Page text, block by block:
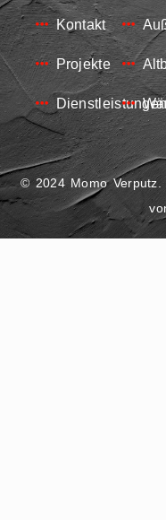
Kontakt
Projekte
© 2024 Momo Verputz.